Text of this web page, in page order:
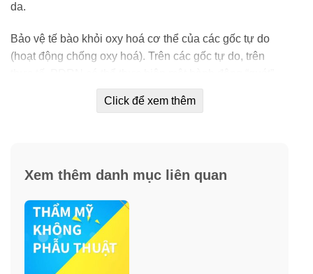
da.
Bảo vệ tế bào khỏi oxy hoá cơ thể của các gốc tự do
(hoạt động chống oxy hoá). Trên các gốc tự do, trên
ngay lập tức làm giảm các tác động phá huỷ trên cơ thể.
Mastelli có khả năng kích thích việc sản xuất collagen.
Do đó việc tiêm cá hồi DNA Placentex Mastelli dạnh
ống cải thiện các chức năng da sinh học thông qua sự
kích thích không chỉ phục hồi, mà là tái sinh cấu trúc da.
Click để xem thêm
Xem thêm danh mục liên quan